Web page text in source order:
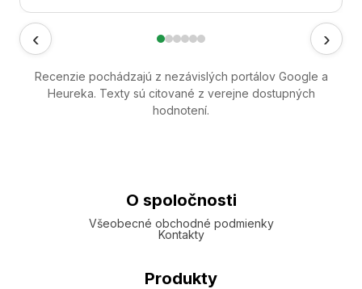
‹ ›
Recenzie pochádzajú z nezávislých portálov Google a
Heureka. Texty sú citované z verejne dostupných
hodnotení.
O spoločnosti
Všeobecné obchodné podmienky
Kontakty
Produkty